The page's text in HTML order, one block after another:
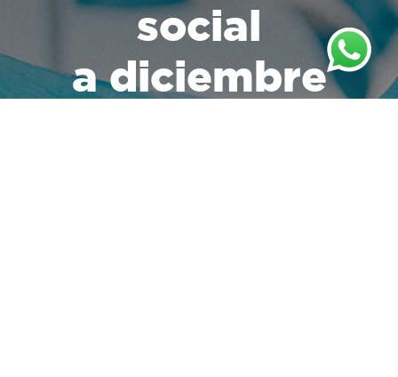
social
a diciembre